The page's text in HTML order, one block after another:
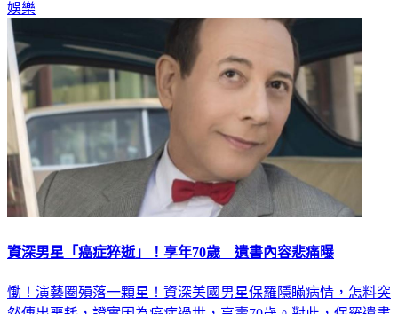
娛樂
資深男星「癌症猝逝」！享年70歲 遺書內容悲痛曝
慟！演藝圈殞落一顆星！資深美國男星保羅隱瞞病情，怎料突